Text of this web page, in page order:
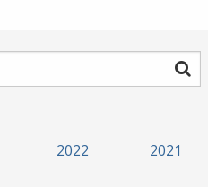
Søk
2022
2021